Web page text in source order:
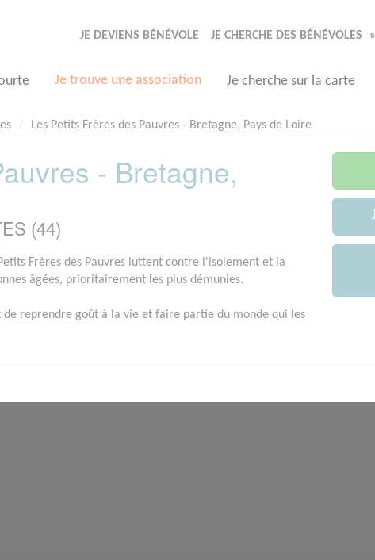
JE DEVIENS BÉNÉVOLE JE CHERCHE DES BÉNÉVOLES
Je trouve une association Je cherche sur la carte
Les Petits Frères des Pauvres - Bretagne, Pays de Loire
- Bretagne,
(44)
Frères des Pauvres luttent contre l'isolement et la
âgées, prioritairement les plus démunies.
reprendre goût à la vie et faire partie du monde qui les